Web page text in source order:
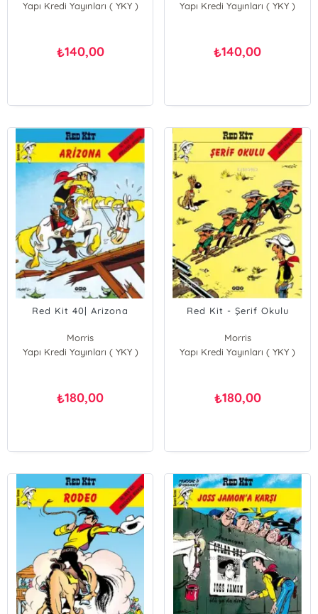
Rene Goscinny
Yapı Kredi Yayınları ( YKY )
₺140,00
Yapı Kredi Yayınları ( YKY )
₺140,00
Red Kit 40| Arizona
Morris
Yapı Kredi Yayınları ( YKY )
₺180,00
Red Kit - Şerif Okulu
Morris
Rene Goscinny
Yapı Kredi Yayınları ( YKY )
₺180,00